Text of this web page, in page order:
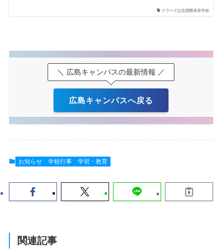
クラーク記念国際高等学校
＼ 広島キャンパスの最新情報 ／
広島キャンパスへ戻る
お知らせ 学校行事 学習・教育
関連記事